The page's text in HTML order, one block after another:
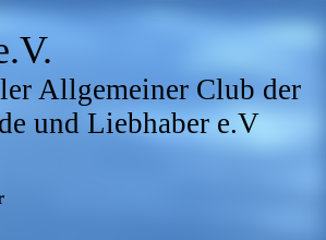
Allgemeiner Club der
und Liebhaber e.V